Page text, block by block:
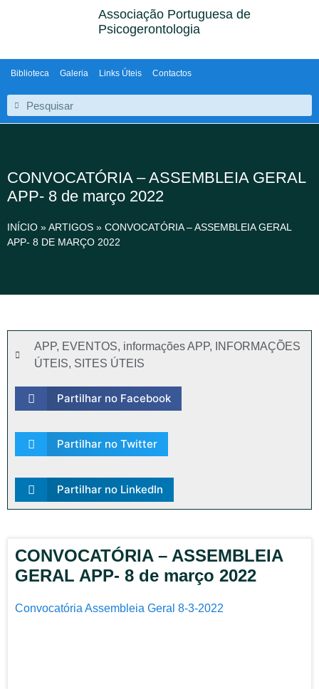
Associação Portuguesa de
Psicogerontologia
Biblioteca Galeria Links Úteis Contactos
CONVOCATÓRIA – ASSEMBLEIA GERAL
APP- 8 de março 2022
INÍCIO »ARTIGOS » CONVOCATÓRIA – ASSEMBLEIA GERAL
APP- 8 DE MARÇO 2022
APP, EVENTOS, informações APP,
INFORMAÇÕES
ÚTEIS, SITES ÚTEIS
Partilhar no Facebook
Partilhar no Twitter
Partilhar no LinkedIn
CONVOCATÓRIA – ASSEMBLEIA
GERAL APP- 8 de março 2022
Convocatória Assembleia Geral 8-3-2022